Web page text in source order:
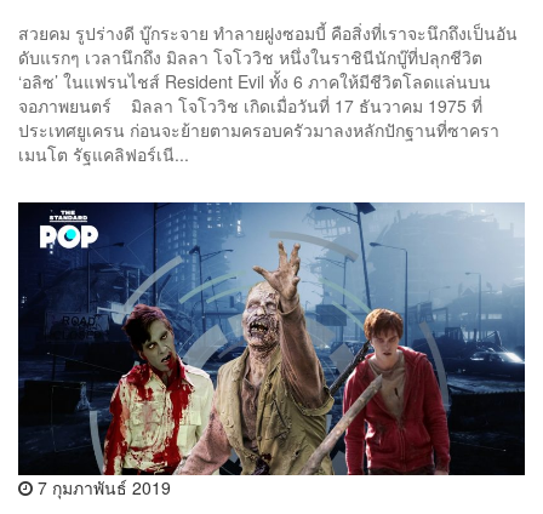
สวยคม รูปร่างดี บู๊กระจาย ทำลายฝูงซอมบี้ คือสิ่งที่เราจะนึกถึงเป็นอัน
ดับแรกๆ เวลานึกถึง มิลลา โจโววิช หนึ่งในราชินีนักบู๊ที่ปลุกชีวิต
‘อลิซ’ ในแฟรนไชส์ Resident Evil ทั้ง 6 ภาคให้มีชีวิตโลดแล่นบน
จอภาพยนตร์ มิลลา โจโววิช เกิดเมื่อวันที่ 17 ธันวาคม 1975 ที่
ประเทศยูเครน ก่อนจะย้ายตามครอบครัวมาลงหลักปักฐานที่ซาครา
เมนโต รัฐแคลิฟอร์เนี...
7 กุมภาพันธ์ 2019